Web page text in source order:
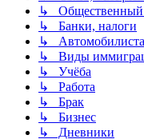
↳ Общественный
↳ Банки, налоги
↳
↳ Виды
↳ Учёба
↳ Работа
↳ Брак
↳ Бизнес
↳ Дневники